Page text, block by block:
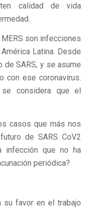
calidad de vida
son infecciones
Latina. Desde
de SARS, y se asume
con ese coronavirus.
considera que el
casos que más nos
de SARS CoV2
infección que no ha
periódica?
su favor en el trabajo